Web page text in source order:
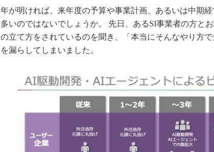
年が明ければ、来年度の予算や事業計画、あるいは中期
多いのではないでしょうか。 先日、あるSI事業者の方と
の立て方をされているのを聞き、「本当にそんなやり方
を漏らしてしまいました。